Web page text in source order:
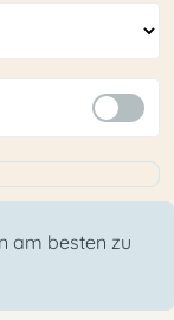
am besten zu